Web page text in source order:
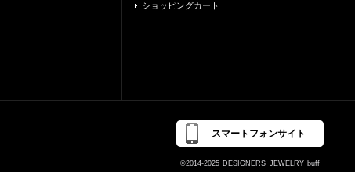
ショッピングカート
スマートフォンサイト
©2014-2025 DESIGNERS JEWELRY buff